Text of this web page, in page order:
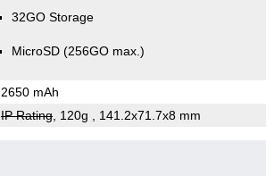
32GO Storage
MicroSD (256GO max.)
2650 mAh
IP Rating, 120g , 141.2x71.7x8 mm